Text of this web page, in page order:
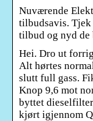
Nuværende
tilbudsavis. Tjek
tilbud og nyd
Hei. Dro ut
Alt hørtes
slutt full gass.
Knop 9,6 mot
byttet
kjørt igjennom